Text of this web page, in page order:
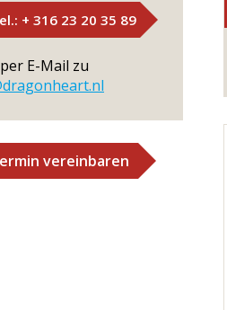
+ 316 23 20 35 89
E-Mail zu
vereinbaren